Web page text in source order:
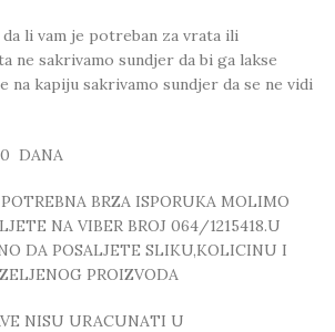
li vam je potreban za vrata ili
ne sakrivamo sundjer da bi ga lakse
na kapiju sakrivamo sundjer da se ne vidi
DANA
BRZA ISPORUKA MOLIMO
NA VIBER BROJ 064/1215418.U
DA POSALJETE SLIKU,KOLICINU I
PROIZVODA
NISU URACUNATI U